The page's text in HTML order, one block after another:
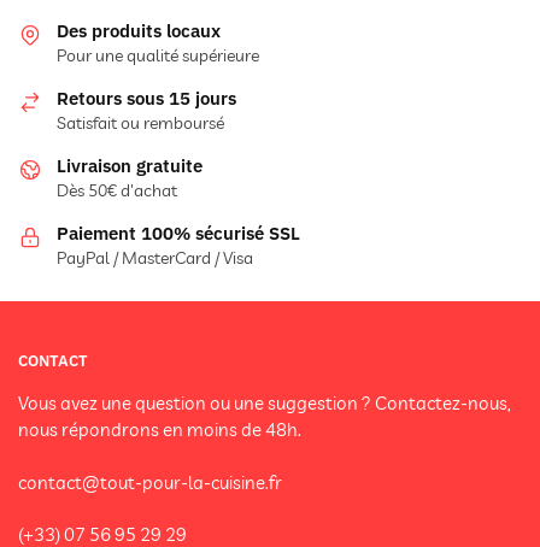
Des produits locaux
Pour une qualité supérieure
Retours sous 15 jours
Satisfait ou remboursé
Livraison gratuite
Dès 50€ d'achat
Paiement 100% sécurisé SSL
PayPal / MasterCard / Visa
CONTACT
Vous avez une question ou une suggestion ? Contactez-nous,
nous répondrons en moins de 48h.
contact@tout-pour-la-cuisine.fr
(+33) 07 56 95 29 29